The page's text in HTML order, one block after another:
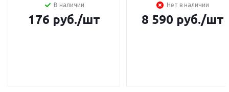
В наличии
176 руб./шт
Нет в наличии
8 590 руб./шт